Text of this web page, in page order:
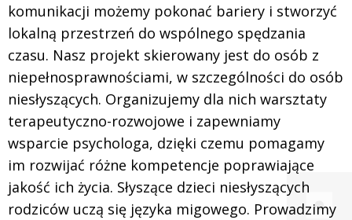
komunikacji możemy pokonać bariery i stworzyć
lokalną przestrzeń do wspólnego spędzania
czasu. Nasz projekt skierowany jest do osób z
niepełnosprawnościami, w szczególności do osób
niesłyszących. Organizujemy dla nich warsztaty
terapeutyczno-rozwojowe i zapewniamy
wsparcie psychologa, dzięki czemu pomagamy
im rozwijać różne kompetencje poprawiające
jakość ich życia. Słyszące dzieci niesłyszących
rodziców uczą się języka migowego. Prowadzimy